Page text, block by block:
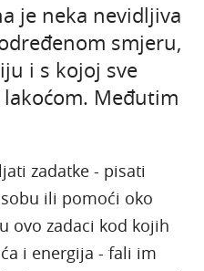
je neka nevidljiva
smjeru,
i s kojoj sve
Međutim
zadatke - pisati
ili pomoći oko
ovo zadaci kod kojih
i energija - fali im